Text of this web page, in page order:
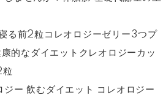
る前2粒コレオロジーゼリー3つプ
的なダイエットクレオロジーカッ
粒
ジー 飲むダイエット コレオロジー